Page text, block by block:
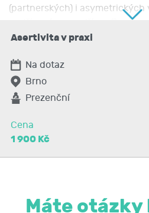
(partnerských) i asymetrických
Obsah semináře: Asertivita
problém, pasivní a agresivní
včetně praktické aplikace.
Asertivní techniky, jejich
reakce zpětnou vazbou.
negativní aserce, kritika a
účastníky, problémové oblasti,
Asertivita v praxi
Na dotaz
Brno
Prezenční
Cena
1 900 Kč
Máte otázky